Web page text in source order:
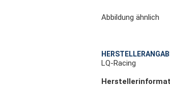
Abbildung ähnlich
LQ-Racing